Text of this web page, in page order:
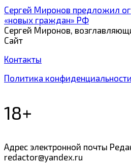
Сергей Миронов предложил
«новых граждан» РФ
Сергей Миронов,
Сайт
Контакты
Политика конфиденциальности
18+
Адрес электронной почты
redactor@yandex.ru